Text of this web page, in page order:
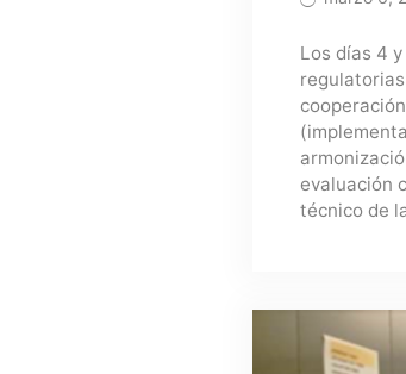
Los días 4
evaluación
técnico de